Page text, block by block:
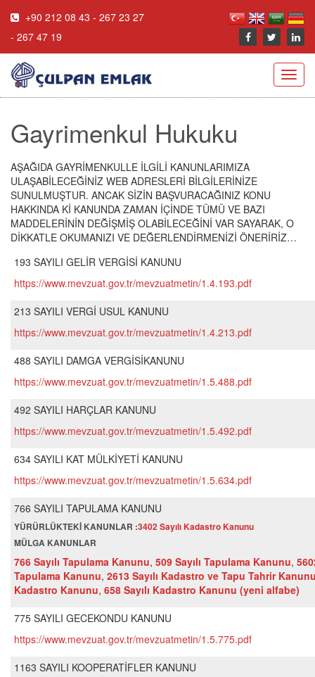
+90 212 08 43 - 267 23 27
- 267 47 19
Gayrimenkul Hukuku
AŞAĞIDA GAYRİMENKULLE İLGİLİ KANUNLARIMIZA
ULAŞABİLECEĞİNİZ WEB ADRESLERİ BİLGİLERİNİZE
SUNULMUŞTUR. ANCAK SİZİN BAŞVURACAĞINIZ KONU
HAKKINDA Kİ KANUNDA ZAMAN İÇİNDE TÜMÜ VE BAZI
MADDELERİNİN DEĞİŞMİŞ OLABİLECEĞİNİ VAR SAYARAK, O
DİKKATLE OKUMANIZI VE DEĞERLENDİRMENİZİ ÖNERİRİZ…
193 SAYILI GELİR VERGİSİ KANUNU
https://www.mevzuat.gov.tr/mevzuatmetin/1.4.193.pdf
213 SAYILI VERGİ USUL KANUNU
https://www.mevzuat.gov.tr/mevzuatmetin/1.4.213.pdf
488 SAYILI DAMGA VERGİSİKANUNU
https://www.mevzuat.gov.tr/mevzuatmetin/1.5.488.pdf
492 SAYILI HARÇLAR KANUNU
https://www.mevzuat.gov.tr/mevzuatmetin/1.5.492.pdf
634 SAYILI KAT MÜLKİYETİ KANUNU
https://www.mevzuat.gov.tr/mevzuatmetin/1.5.634.pdf
766 SAYILI TAPULAMA KANUNU
YÜRÜRLÜKTEKİ KANUNLAR :3402 Sayılı Kadastro Kanunu
MÜLGA KANUNLAR
766 Sayılı Tapulama Kanunu, 509 Sayılı Tapulama Kanunu,
Tapulama Kanunu, 2613 Sayılı Kadastro ve Tapu Tahrir
Kadastro Kanunu, 658 Sayılı Kadastro Kanunu (yeni alfabe)
775 SAYILI GECEKONDU KANUNU
https://www.mevzuat.gov.tr/mevzuatmetin/1.5.775.pdf
1163 SAYILI KOOPERATİFLER KANUNU